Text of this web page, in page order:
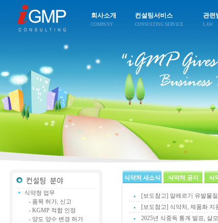
회사소개
COMPANY
컨설팅서비스
CONSULTING SERVICE
관련
LAW
식약청 업무
- 품목 허가, 신고
- KGMP 적합 인정
- 양도 양수 변경 허가
식약처 새소식 식약처 공지 식
[보도참고] 알레르기 유발물
[보도참고] 식약처, 제품화 지
2025년 식중독 통계 발표, 살